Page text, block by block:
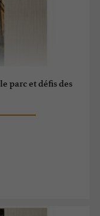
parc et défis des